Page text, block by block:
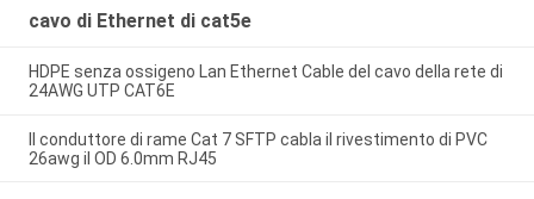
cavo di Ethernet di cat5e
HDPE senza ossigeno Lan Ethernet Cable del cavo della rete di
24AWG UTP CAT6E
Il conduttore di rame Cat 7 SFTP cabla il rivestimento di PVC
26awg il OD 6.0mm RJ45